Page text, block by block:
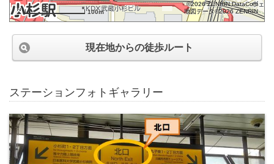
100m
©2026 ZENRIN DataCom
地図データ©2026 ZENRIN
現在地からの徒歩ルート
ステーションフォトギャラリー